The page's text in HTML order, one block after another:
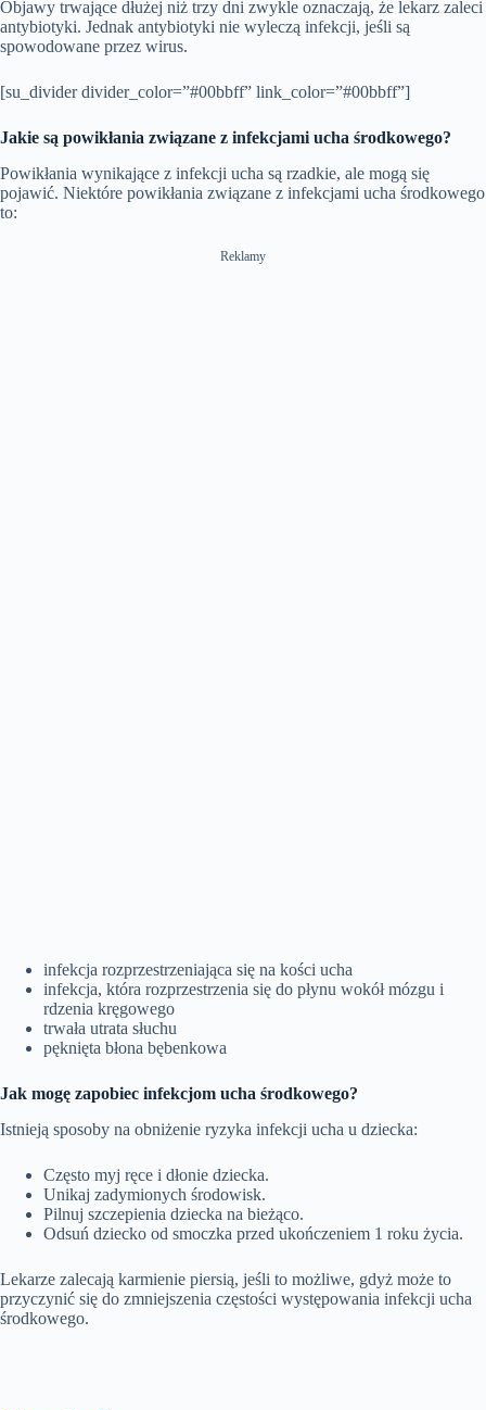
Objawy trwające dłużej niż trzy dni zwykle oznaczają, że lekarz zaleci
antybiotyki. Jednak antybiotyki nie wyleczą infekcji, jeśli są
spowodowane przez wirus.
[su_divider divider_color=”#00bbff” link_color=”#00bbff”]
Jakie są powikłania związane z infekcjami ucha środkowego?
Powikłania wynikające z infekcji ucha są rzadkie, ale mogą się
pojawić. Niektóre powikłania związane z infekcjami ucha środkowego
to:
Reklamy
infekcja rozprzestrzeniająca się na kości ucha
infekcja, która rozprzestrzenia się do płynu wokół mózgu i
rdzenia kręgowego
trwała utrata słuchu
pęknięta błona bębenkowa
Jak mogę zapobiec infekcjom ucha środkowego?
Istnieją sposoby na obniżenie ryzyka infekcji ucha u dziecka:
Często myj ręce i dłonie dziecka.
Unikaj zadymionych środowisk.
Pilnuj szczepienia dziecka na bieżąco.
Odsuń dziecko od smoczka przed ukończeniem 1 roku życia.
Lekarze zalecają karmienie piersią, jeśli to możliwe, gdyż może to
przyczynić się do zmniejszenia częstości występowania infekcji ucha
środkowego.